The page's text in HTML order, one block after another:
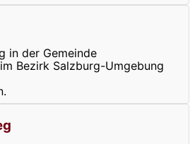
in der Gemeinde
Bezirk Salzburg-Umgebung